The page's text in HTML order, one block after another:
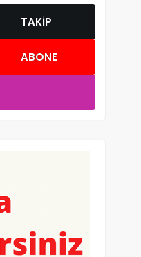
TAKIP
ABONE